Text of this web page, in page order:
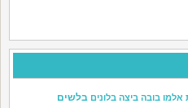
אלמו בובה ביצה בלונים בלשים